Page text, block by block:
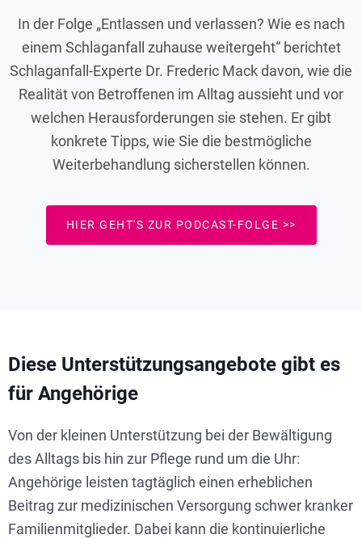
In der Folge „Entlassen und verlassen? Wie es nach
einem Schlaganfall zuhause weitergeht“ berichtet
Schlaganfall-Experte Dr. Frederic Mack davon, wie die
Realität von Betroffenen im Alltag aussieht und vor
welchen Herausforderungen sie stehen. Er gibt
konkrete Tipps, wie Sie die bestmögliche
Weiterbehandlung sicherstellen können.
HIER GEHT'S ZUR PODCAST-FOLGE >>
Diese Unterstützungsangebote gibt es
für Angehörige
Von der kleinen Unterstützung bei der Bewältigung
des Alltags bis hin zur Pflege rund um die Uhr:
Angehörige leisten tagtäglich einen erheblichen
Beitrag zur medizinischen Versorgung schwer kranker
Familienmitglieder. Dabei kann die kontinuierliche